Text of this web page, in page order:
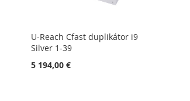
U-Reach Cfast duplikátor i9
Silver 1-39
5 194,00 €